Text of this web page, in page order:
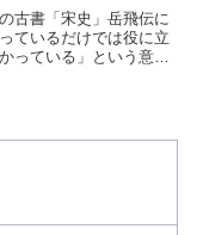
古書「宋史」岳飛伝に
ているだけでは役に立
っている」という意味